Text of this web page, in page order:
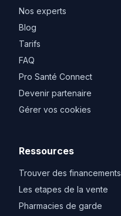
Nos experts
Blog
Tarifs
FAQ
Pro Santé Connect
Devenir partenaire
Gérer vos cookies
Ressources
Trouver des financements
Les etapes de la vente
Pharmacies de garde